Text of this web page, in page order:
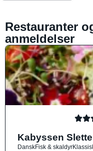
Restauranter
anmeldelser
Kabyssen
DanskFisk & skaldyr